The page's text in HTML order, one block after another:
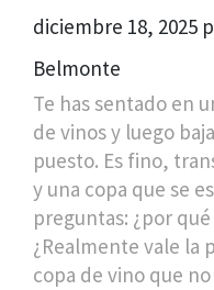
diciembre 18, 2025
Belmonte
Te has sentado en
de vinos y luego
puesto. Es fino,
y una copa que se
preguntas: ¿por
¿Realmente vale la
copa de vino que